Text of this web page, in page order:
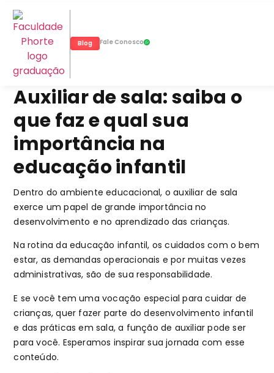
Blog Fale Conosco
Auxiliar de sala: saiba o
que faz e qual sua
importância na
educação infantil
Dentro do ambiente educacional, o auxiliar de sala
exerce um papel de grande importância no
desenvolvimento e no aprendizado das crianças.
Na rotina da educação infantil, os cuidados com o bem
estar, as demandas operacionais e por muitas vezes
administrativas, são de sua responsabilidade.
E se você tem uma vocação especial para cuidar de
crianças, quer fazer parte do desenvolvimento infantil
e das práticas em sala, a função de auxiliar pode ser
para você. Esperamos inspirar sua jornada com esse
conteúdo.